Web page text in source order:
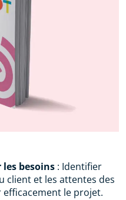
besoins : Identifier
client et les attentes des
le projet.